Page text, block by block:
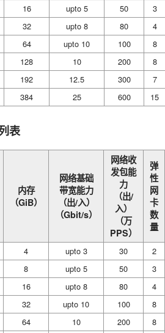
16 upto 5 50
3
32 upto 8 80
4
64 upto 10 100
8
128 10 200
8
192 12.5 300
7
384 25 600 15
表
内存
（GiB）
网络基础
带宽能力
（出/入）
（Gbit/s）
网络收
发包能
力
（出/
入）
（万
PPS）
弹
性
网
卡
数
量
4 upto 3 30
2
8 upto 5 50
3
16 upto 8 80
4
32 upto 10 100
8
64 10 200
8